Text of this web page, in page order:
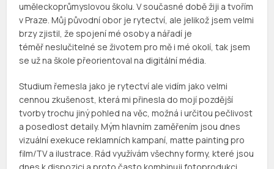
uměleckoprůmyslovou školu. V současné době žiji a tvořím
v Praze. Můj původní obor je rytectví, ale jelikož jsem velmi
brzy zjistil, že spojení mé osoby a nářadí je
téměř neslučitelné se životem pro mě i mé okolí, tak jsem
se už na škole přeorientoval na digitální média.
Studium řemesla jako je rytectví ale vidím jako velmi
cennou zkušenost, která mi přinesla do mojí pozdější
tvorby trochu jiný pohled na věc, možná i určitou pečlivost
a posedlost detaily. Mým hlavním zaměřením jsou dnes
vizuální exekuce reklamních kampaní, matte painting pro
film/TV a ilustrace. Rád využívám všechny formy, které jsou